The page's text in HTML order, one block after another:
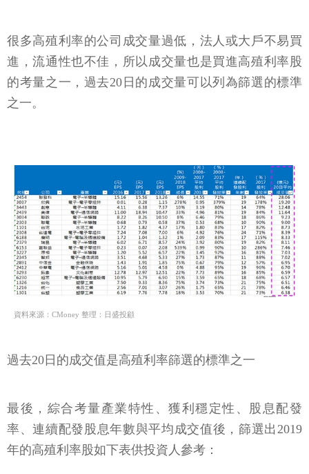
很多高殖利率的公司成交量過低，法人或大戶不易買
進，流通性也不佳，所以成交量也是買進高殖利率股
的考量之一，過去20日的成交量可以列為篩選的標準
之一。
資料來源：CMoney 整理：日盛投顧
過去20日的成交值是高殖利率篩選的標準之一
最後，綜合考量產業特性、獲利穩定性、股息配發
率、連續配發股息年數與平均成交值後，篩選出2019
年的高殖利率股如下表供投資人參考：